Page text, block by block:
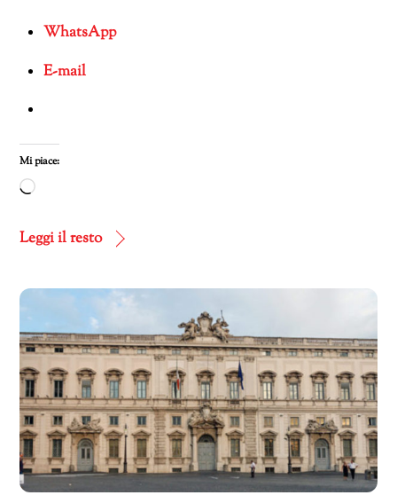
WhatsApp
E-mail
Mi piace:
Caricamento
corso…
Leggi il resto